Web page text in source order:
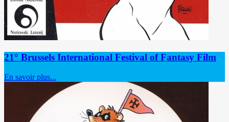
21° Brussels International Festival of Fantasy Film
En savoir plus...